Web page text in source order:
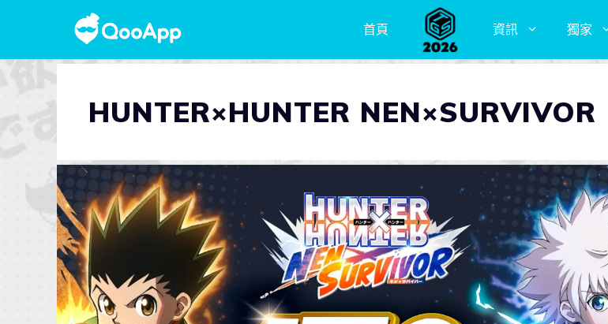
首頁 資訊 獨家
HUNTER×HUNTER NEN×SURVIVOR